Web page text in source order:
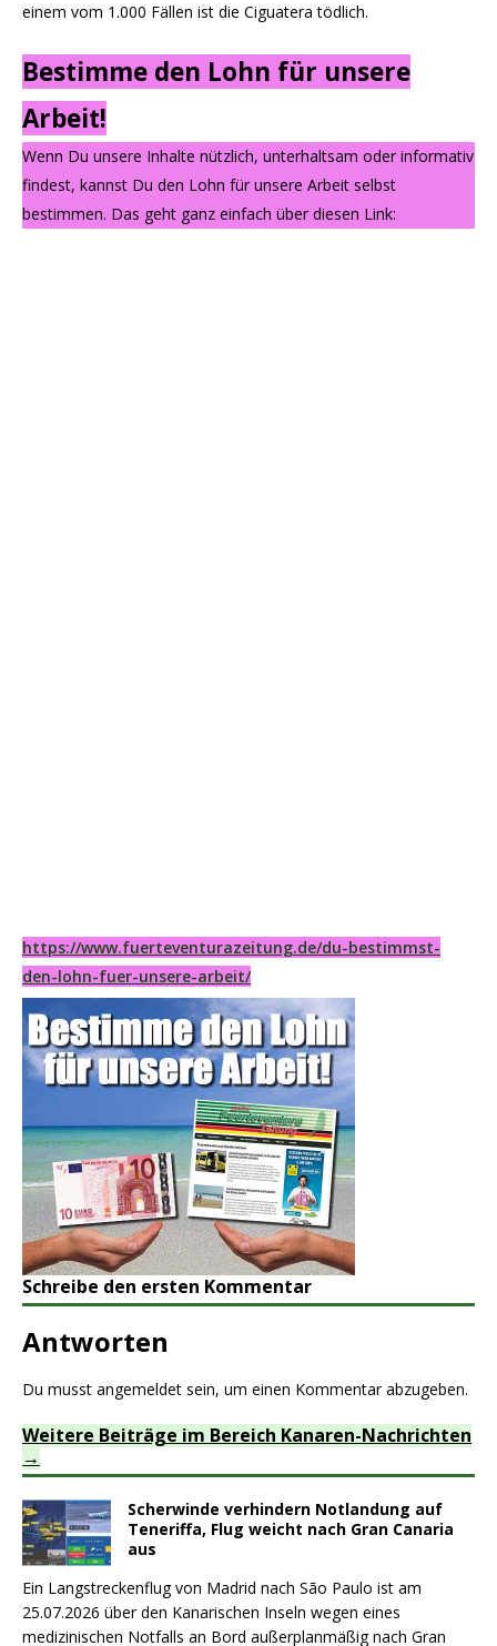
einem vom 1.000 Fällen ist die Ciguatera tödlich.
Bestimme den Lohn für unsere
Arbeit!
Wenn Du unsere Inhalte nützlich, unterhaltsam oder informativ
findest, kannst Du den Lohn für unsere Arbeit selbst
bestimmen. Das geht ganz einfach über diesen Link:
https://www.fuerteventurazeitung.de/du-bestimmst-
den-lohn-fuer-unsere-arbeit/
Schreibe den ersten Kommentar
Antworten
Du musst angemeldet sein, um einen Kommentar abzugeben.
Weitere Beiträge im Bereich Kanaren-Nachrichten
Scherwinde verhindern Notlandung auf
Teneriffa, Flug weicht nach Gran Canaria
aus
Ein Langstreckenflug von Madrid nach São Paulo ist am
25.07.2026 über den Kanarischen Inseln wegen eines
medizinischen Notfalls an Bord außerplanmäßig nach Gran